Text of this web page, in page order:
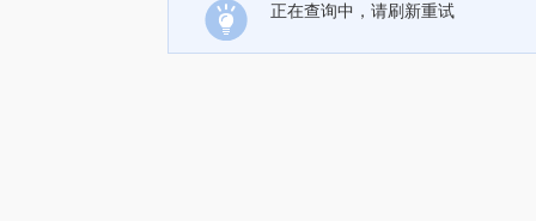
正在查询中，请刷新重试